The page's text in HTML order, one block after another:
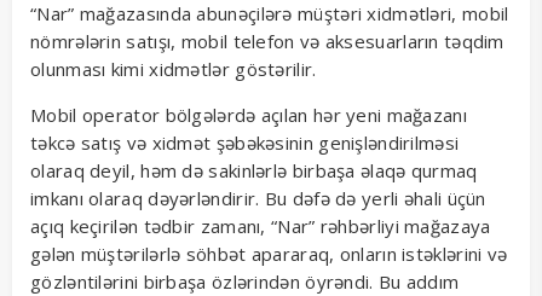
“Nar” mağazasında abunəçilərə müştəri xidmətləri, mobil
nömrələrin satışı, mobil telefon və aksesuarların təqdim
olunması kimi xidmətlər göstərilir.
Mobil operator bölgələrdə açılan hər yeni mağazanı
təkcə satış və xidmət şəbəkəsinin genişləndirilməsi
olaraq deyil, həm də sakinlərlə birbaşa əlaqə qurmaq
imkanı olaraq dəyərləndirir. Bu dəfə də yerli əhali üçün
açıq keçirilən tədbir zamanı, “Nar” rəhbərliyi mağazaya
gələn müştərilərlə söhbət apararaq, onların istəklərini və
gözləntilərini birbaşa özlərindən öyrəndi. Bu addım